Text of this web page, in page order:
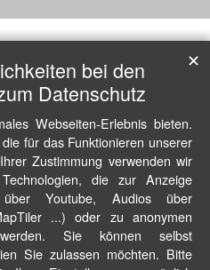
bei den
Datenschutz
Webseiten-Erlebnis bieten.
für das Funktionieren unserer
Zustimmung verwenden wir
die zur Anzeige
Youtube, Audios über
...) oder zu anonymen
Sie können selbst
Sie zulassen möchten. Bitte
✕